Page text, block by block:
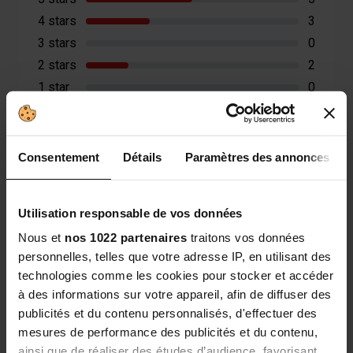
Consentement Détails Paramètres des annonces
Utilisation responsable de vos données
Nous et nos 1022 partenaires traitons vos données
personnelles, telles que votre adresse IP, en utilisant des
technologies comme les cookies pour stocker et accéder
à des informations sur votre appareil, afin de diffuser des
publicités et du contenu personnalisés, d'effectuer des
mesures de performance des publicités et du contenu,
4 stars
3
3 stars
0
2 stars
2
1 star
0
2/5 Vérifié
Pas damélioration pour linstant. Jen suis quà
la fin de ma 1ère boite
Avis du 29/04/2026 , suite à une expérience du
28/03/2026
sur le site